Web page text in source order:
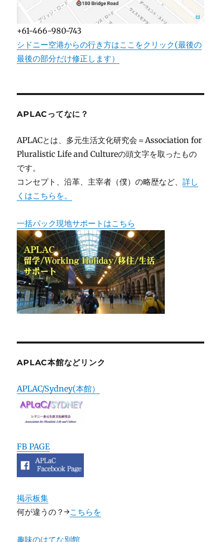
+61-466-980-743
シドニー空港からの行き方はここをクリック(最後の
最後の部分だけ修正します）
APLACってなに？
APLACとは、多元生活文化研究会＝Association for
Pluralistic Life and Cultureの頭文字を取ったもの
です。
コンセプト、沿革、主宰者（僕）の略歴など、詳し
くはこちらを。
一括パック現地サポートはこちら
APLAC本館などリンク
APLAC/Sydney(本館）
FB PAGE
掲示板集
何が違うの？→こちらを
趣味のはてな別館